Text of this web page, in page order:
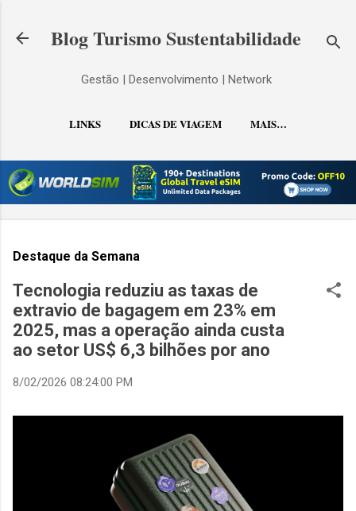
Blog Turismo Sustentabilidade
Gestão | Desenvolvimento | Network
LINKS DICAS DE VIAGEM MAIS…
CONTATO
Destaque da Semana
Tecnologia reduziu as taxas de
extravio de bagagem em 23% em
2025, mas a operação ainda custa
ao setor US$ 6,3 bilhões por ano
8/02/2026 08:24:00 PM